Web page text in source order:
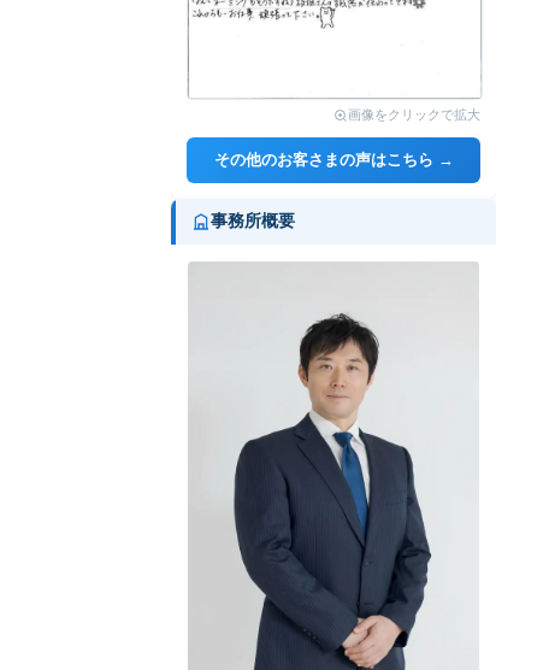
画像をクリックで拡大
その他のお客さまの声はこちら →
事務所概要